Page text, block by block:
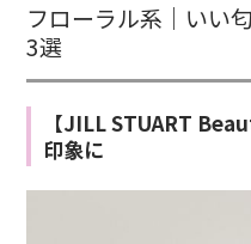
フローラル系｜いい
3選
【JILL STUART
印象に